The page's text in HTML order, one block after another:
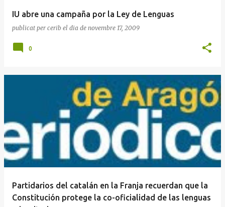
IU abre una campaña por la Ley de Lenguas
publicat per cerib el dia de novembre 17, 2009
0
Partidarios del catalán en la Franja recuerdan que la
Constitución protege la co-oficialidad de las lenguas